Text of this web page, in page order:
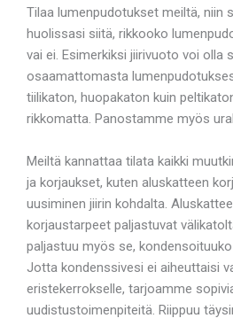
Tilaa lumenpudotukset meiltä, niin
huolissasi siitä, rikkooko
vai ei. Esimerkiksi jiirivuoto voi olla
osaamattomasta
tiilikaton, huopakaton kuin
rikkomatta. Panostamme myös
Meiltä kannattaa tilata kaikki
ja korjaukset, kuten aluskatteen
uusiminen jiirin kohdalta.
korjaustarpeet paljastuvat
paljastuu myös se,
Jotta kondenssivesi ei aiheuttaisi
eristekerrokselle, tarjoamme
uudistustoimenpiteitä. Riippuu